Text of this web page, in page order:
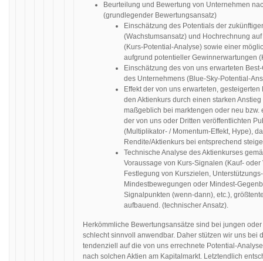
Beurteilung und Bewertung von Unternehmen
(grundlegender Bewertungsansatz)
Einschätzung des Potentials der
(Wachstumsansatz) und Hochrechnung
(Kurs-Potential-Analyse) sowie einer
aufgrund potentieller Gewinnerwartungen
Einschätzung des von uns erwarteten
des Unternehmens (Blue-Sky-Potential-
Effekt der von uns erwarteten,
den Aktienkurs durch einen starken
maßgeblich bei marktengen oder neu
der von uns oder Dritten veröffentlichten
(Multiplikator- / Momentum-Effekt, Hype),
Rendite/Aktienkurs bei entsprechend
Technische Analyse des Aktienkurses
Voraussage von Kurs-Signalen (Kauf-
Festlegung von Kurszielen,
Mindestbewegungen oder Mindest-
Signalpunkten (wenn-dann), etc.),
aufbauend. (technischer Ansatz).
Herkömmliche Bewertungsansätze sind bei jungen
schlecht sinnvoll anwendbar. Daher stützen wir uns bei
tendenziell auf die von uns errechnete Potential-
nach solchen Aktien am Kapitalmarkt. Letztendlich